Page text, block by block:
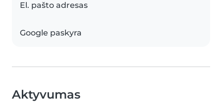
El. pašto adresas
Google paskyra
Aktyvumas